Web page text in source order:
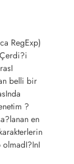
RegExp)
belli bir
?
en